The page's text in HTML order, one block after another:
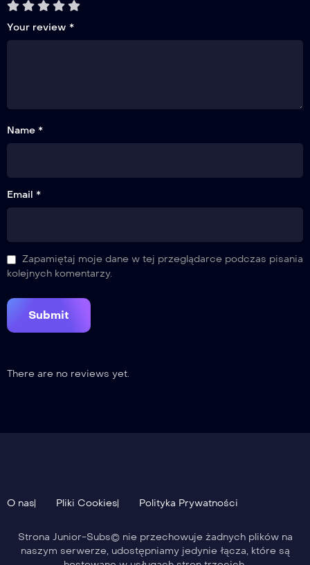
Your review *
Name *
Email *
Zapamiętaj moje dane w tej przeglądarce podczas pisania
kolejnych komentarzy.
There are no reviews yet.
O nas Pliki Cookies Polityka Prywatności
Strona Junior-Subs© nie przechowuje żadnych plików na
naszym serwerze, udostępniamy jedynie łącza, które są